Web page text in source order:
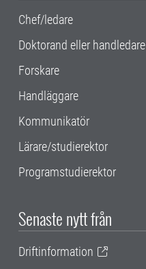
Chef/ledare
Doktorand eller handledare
Forskare
Handläggare
Kommunikatör
Lärare/studierektor
Programstudierektor
Senaste nytt från
Driftinformation